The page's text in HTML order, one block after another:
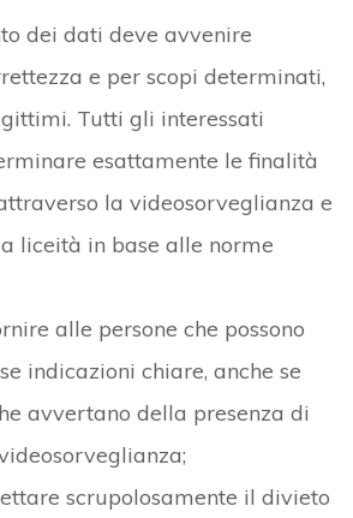
dei dati deve avvenire
e per scopi determinati,
Tutti gli interessati
esattamente le finalità
la videosorveglianza e
liceità in base alle norme
alle persone che possono
indicazioni chiare, anche se
avvertano della presenza di
scrupolosamente il divieto